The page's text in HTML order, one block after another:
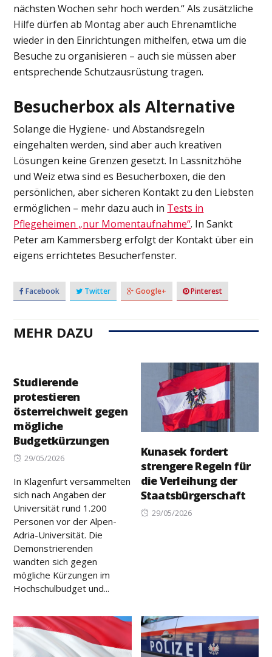
nächsten Wochen sehr hoch werden.“ Als zusätzliche
Hilfe dürfen ab Montag aber auch Ehrenamtliche
wieder in den Einrichtungen mithelfen, etwa um die
Besuche zu organisieren – auch sie müssen aber
entsprechende Schutzausrüstung tragen.
Besucherbox als Alternative
Solange die Hygiene- und Abstandsregeln
eingehalten werden, sind aber auch kreativen
Lösungen keine Grenzen gesetzt. In Lassnitzhöhe
und Weiz etwa sind es Besucherboxen, die den
persönlichen, aber sicheren Kontakt zu den Liebsten
ermöglichen – mehr dazu auch in Tests in
Pflegeheimen „nur Momentaufnahme“. In Sankt
Peter am Kammersberg erfolgt der Kontakt über ein
eigens errichtetes Besucherfenster.
Facebook Twitter Google+ Pinterest
MEHR DAZU
Studierende
protestieren
österreichweit gegen
mögliche
Budgetkürzungen
Posted
29/05/2026
In Klagenfurt versammelten
sich nach Angaben der
Universität rund 1.200
Personen vor der Alpen-
Adria-Universität. Die
Demonstrierenden
wandten sich gegen
mögliche Kürzungen im
Hochschulbudget und...
Kunasek fordert
strengere Regeln für
die Verleihung der
Staatsbürgerschaft
Posted
29/05/2026